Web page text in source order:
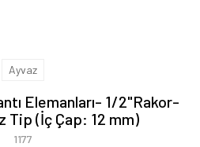
Ayvaz
Elemanları- 1/2"Rakor-
Tip (İç Çap: 12 mm)
1177